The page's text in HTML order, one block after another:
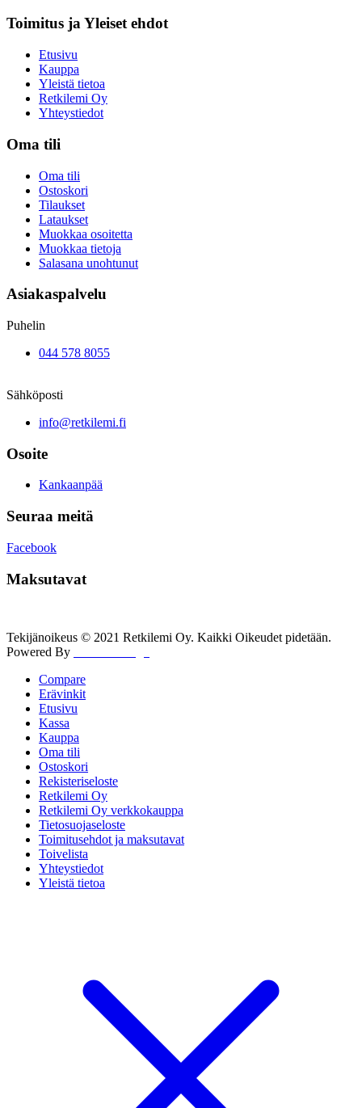
Toimitus ja Yleiset ehdot​
Etusivu
Kauppa
Yleistä tietoa
Retkilemi Oy
Yhteystiedot
Oma tili
Oma tili
Ostoskori
Tilaukset
Lataukset
Muokkaa osoitetta
Muokkaa tietoja
Salasana unohtunut
Asiakaspalvelu
Puhelin
044 578 8055
Sähköposti
info@retkilemi.fi
Osoite
Kankaanpää
Seuraa meitä
Facebook
Maksutavat
Tekijänoikeus © 2021 Retkilemi Oy. Kaikki Oikeudet pidetään.
Powered By
Compare
Erävinkit
Etusivu
Kassa
Kauppa
Oma tili
Ostoskori
Rekisteriseloste
Retkilemi Oy
Retkilemi Oy verkkokauppa
Tietosuojaseloste
Toimitusehdot ja maksutavat
Toivelista
Yhteystiedot
Yleistä tietoa